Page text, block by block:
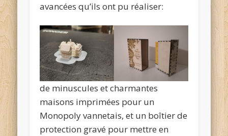
avancées qu’ils ont pu réaliser:
de minuscules et charmantes
maisons imprimées pour un
Monopoly vannetais, et un boîtier de
protection gravé pour mettre en